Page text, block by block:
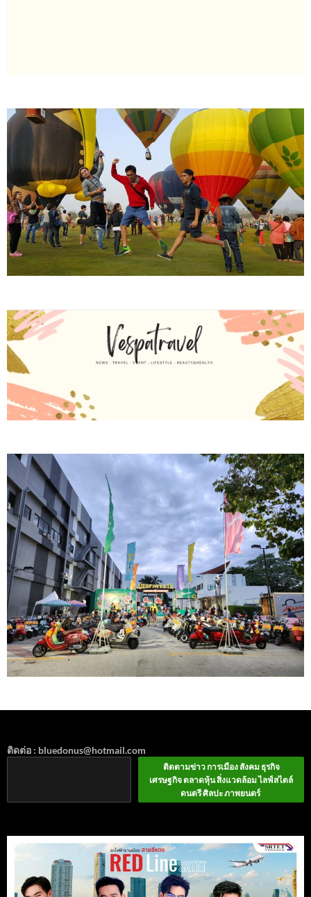
ติดต่อ : bluedonus@hotmail.com
ติดตามข่าว การเมือง สังคม ธุรกิจ
เศรษฐกิจ ตลาดหุ้น สิ่งแวดล้อม ไลฟ์สไตล์
ดนตรี ศิลปะ ภาพยนตร์